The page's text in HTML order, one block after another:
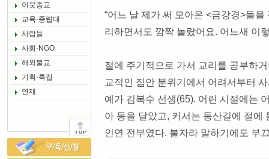
이웃종교
교육·종립대
사람들
사회·NGO
해외불교
기획·특집
연재
“어느 날 제가 써 모아온 <금강경>들
리하면서도 깜짝 놀랐어요. 어느새 이
절에 주기적으로 가서 교리를 공부하
교적인 집안 분위기에서 어려서부터
예가 김복수 선생(65). 어린 시절에는
아 등을 달았고, 커서는 등산길에 절에
인연 전부였다. 불자라 말하기에도 부